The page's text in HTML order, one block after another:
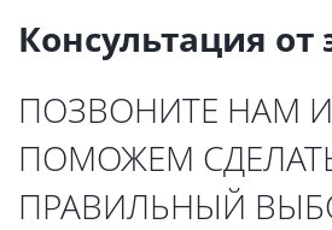
Консультация от
ПОЗВОНИТЕ НАМ
ПОМОЖЕМ
ПРАВИЛЬНЫЙ